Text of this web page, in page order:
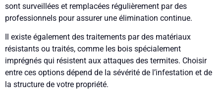
sont surveillées et remplacées régulièrement par des
professionnels pour assurer une élimination continue.
Il existe également des traitements par des matériaux
résistants ou traités, comme les bois spécialement
imprégnés qui résistent aux attaques des termites. Choisir
entre ces options dépend de la sévérité de l’infestation et de
la structure de votre propriété.